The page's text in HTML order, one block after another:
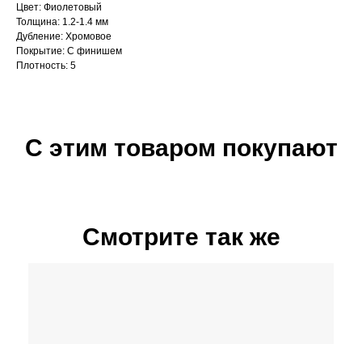
Цвет: Фиолетовый
Толщина: 1.2-1.4 мм
Дубление: Хромовое
Покрытие: С финишем
Плотность: 5
С этим товаром покупают
Смотрите так же